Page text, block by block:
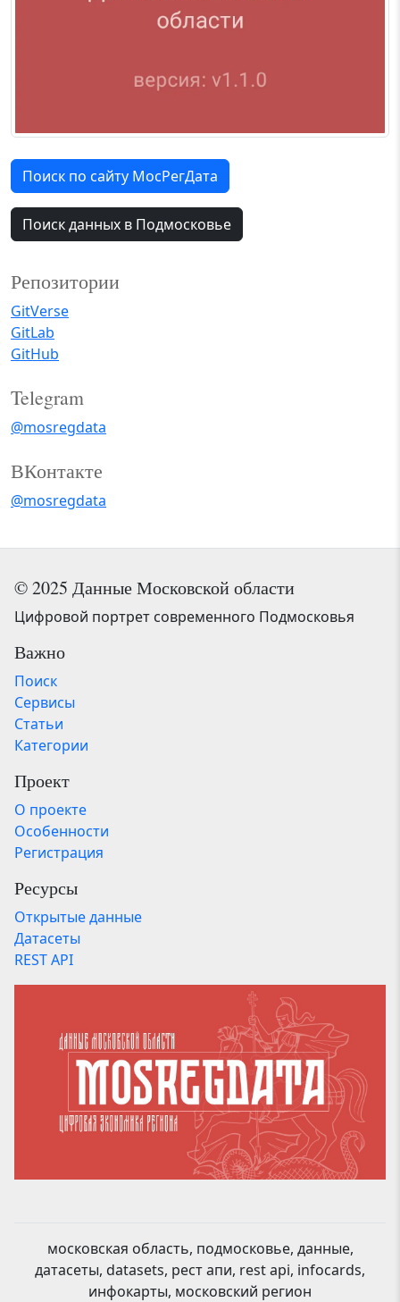
Поиск по сайту МосРегДата
Поиск данных в Подмосковье
Репозитории
GitVerse
GitLab
GitHub
Telegram
@mosregdata
ВКонтакте
@mosregdata
© 2025 Данные Московской области
Цифровой портрет современного Подмосковья
Важно
Поиск
Сервисы
Статьи
Категории
Проект
О проекте
Особенности
Регистрация
Ресурсы
Открытые данные
Датасеты
REST API
московская область, подмосковье, данные,
датасеты, datasets, рест апи, rest api, infocards,
инфокарты, московский регион